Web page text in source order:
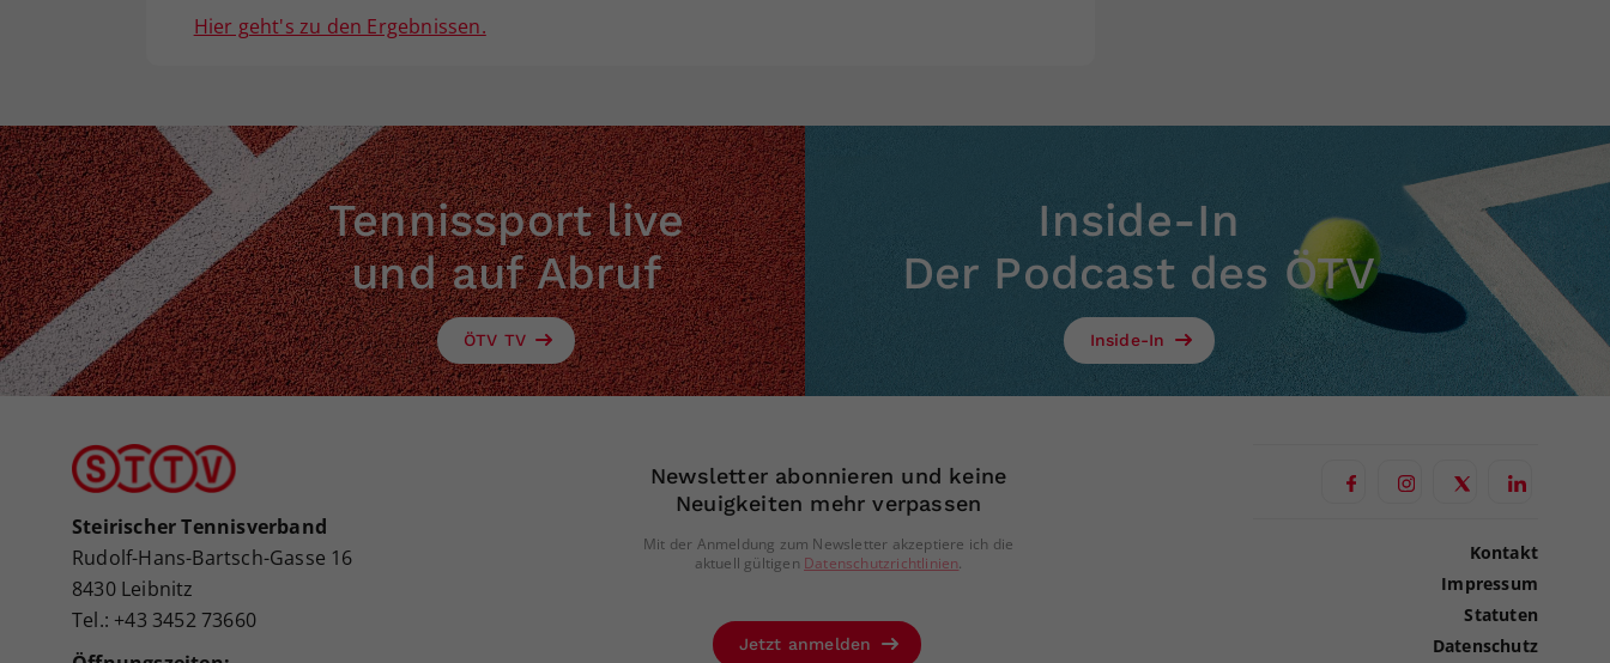
Hier geht's zu den Ergebnissen.
Tennissport live
und auf Abruf
ÖTV TV
Inside-In
Der Podcast des ÖTV
Inside-In
Steirischer Tennisverband
Rudolf-Hans-Bartsch-Gasse 16
8430 Leibnitz
Tel.: +43 3452 73660
Newsletter abonnieren und keine
Neuigkeiten mehr verpassen
Mit der Anmeldung zum Newsletter akzeptiere ich die
aktuell gültigen Datenschutzrichtlinien.
Jetzt anmelden
Kontakt
Impressum
Statuten
Datenschutz